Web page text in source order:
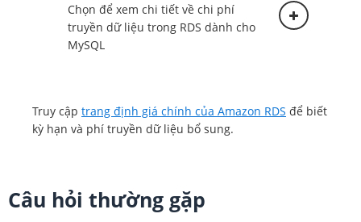
Chọn để xem chi tiết về chi phí
truyền dữ liệu trong RDS dành cho
MySQL
Truy cập trang định giá chính của Amazon RDS để biết
kỳ hạn và phí truyền dữ liệu bổ sung.
Câu hỏi thường gặp